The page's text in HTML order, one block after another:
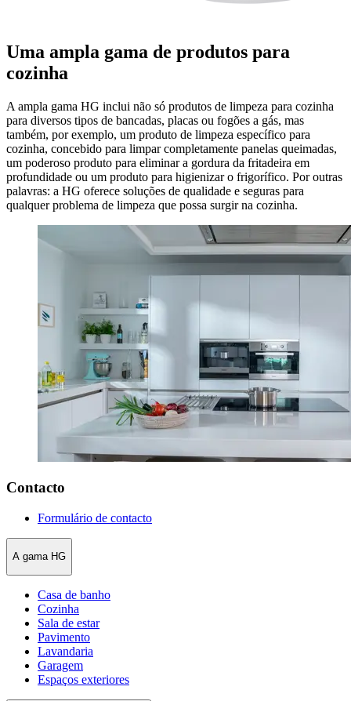
Uma ampla gama de produtos para
cozinha
A ampla gama HG inclui não só produtos de limpeza para cozinha
para diversos tipos de bancadas, placas ou fogões a gás, mas
também, por exemplo, um produto de limpeza específico para
cozinha, concebido para limpar completamente panelas queimadas,
um poderoso produto para eliminar a gordura da fritadeira em
profundidade ou um produto para higienizar o frigorífico. Por outras
palavras: a HG oferece soluções de qualidade e seguras para
qualquer problema de limpeza que possa surgir na cozinha.
Contacto
Formulário de contacto
A gama HG
Casa de banho
Cozinha
Sala de estar
Pavimento
Lavandaria
Garagem
Espaços exteriores